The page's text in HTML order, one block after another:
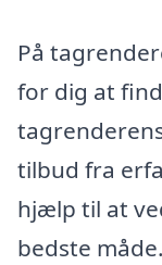
På
for dig at
tilbud fra
hjælp til at
bedste